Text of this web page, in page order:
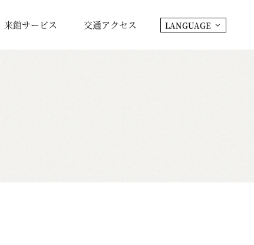
来館サービス 交通アクセス LANGUAGE